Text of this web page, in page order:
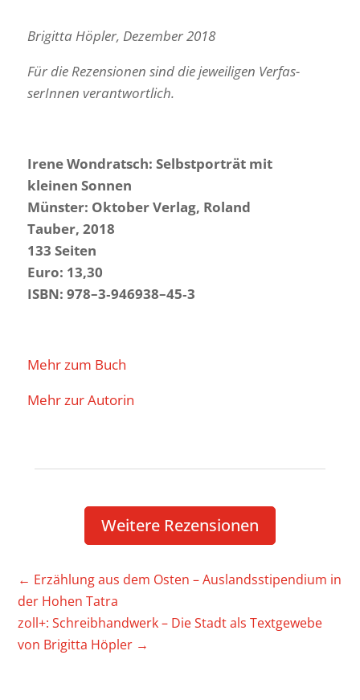
Brigitta Höpler, Dezember 2018
Für die Rezen­sionen sind die jewei­ligen Verfas­
se­rInnen verantwortlich.
Irene Wond­ratsch: Selbst­por­trät mit
kleinen Sonnen
Münster: Oktober Verlag, Roland
Tauber, 2018
133 Seiten
Euro: 13,30
ISBN: 978–3‑946938–45‑3
Mehr zum Buch
Mehr zur Autorin
Weitere Rezen­sionen
← Erzäh­lung aus dem Osten – Auslands­sti­pen­dium in
der Hohen Tatra
zoll+: Schreib­hand­werk – Die Stadt als Text­ge­webe
von Brigitta Höpler →